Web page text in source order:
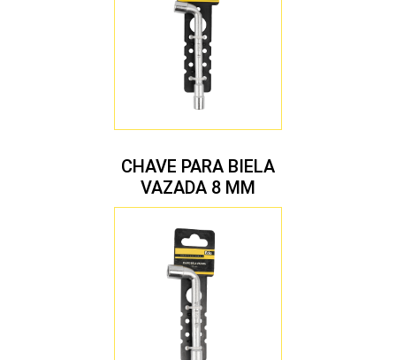
CHAVE PARA BIELA
VAZADA 8 MM